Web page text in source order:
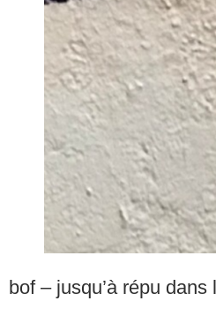
bof – jusqu’à répu